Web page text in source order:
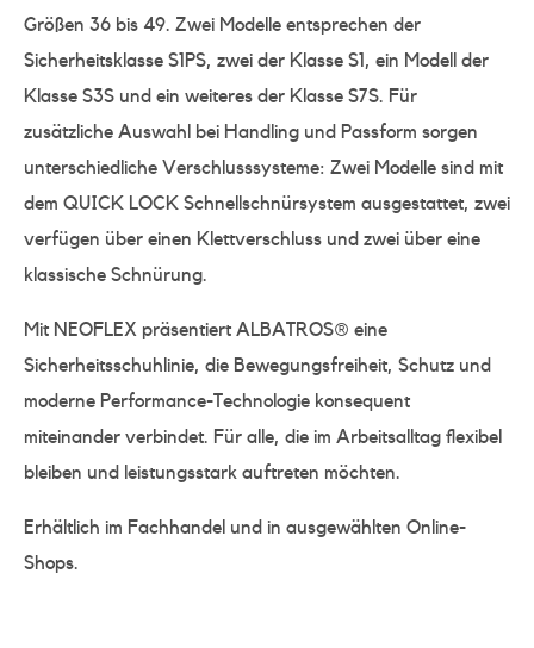
Größen 36 bis 49. Zwei Modelle entsprechen der
Sicherheitsklasse S1PS, zwei der Klasse S1, ein Modell der
Klasse S3S und ein weiteres der Klasse S7S. Für
zusätzliche Auswahl bei Handling und Passform sorgen
unterschiedliche Verschlusssysteme: Zwei Modelle sind mit
dem QUICK LOCK Schnellschnürsystem ausgestattet, zwei
verfügen über einen Klettverschluss und zwei über eine
klassische Schnürung.
Mit NEOFLEX präsentiert ALBATROS® eine
Sicherheitsschuhlinie, die Bewegungsfreiheit, Schutz und
moderne Performance-Technologie konsequent
miteinander verbindet. Für alle, die im Arbeitsalltag flexibel
bleiben und leistungsstark auftreten möchten.
Erhältlich im Fachhandel und in ausgewählten Online-
Shops.